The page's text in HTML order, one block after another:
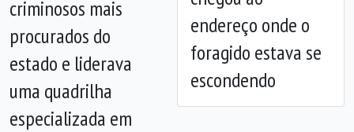
endereço onde o
foragido estava se
escondendo
criminosos mais
procurados do
estado e liderava
uma quadrilha
especializada em